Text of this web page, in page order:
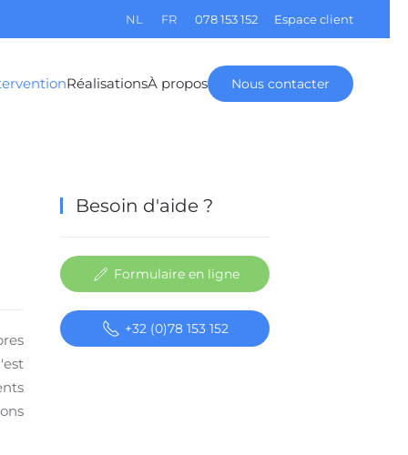
NL FR 078 153 152 Espace client
RéalisationsÀ propos Nous contacter
Besoin d'aide ?
Formulaire en ligne
+32 (0)78 153 152